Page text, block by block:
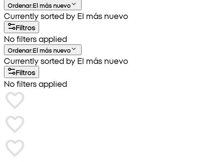
Ordenar:El más nuevo
Currently sorted by El más nuevo
Filtros
No filters applied
Ordenar:El más nuevo
Currently sorted by El más nuevo
Filtros
No filters applied